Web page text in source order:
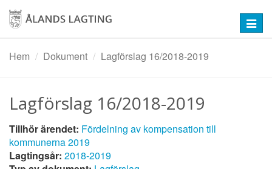
Hoppa
huvudinnehåll
Hem
Dokument Lagförslag 16/2018-2019
Lagförslag 16/2018-2019
Tillhör ärendet: Fördelning av kompensation till
kommunerna 2019
Lagtingsår: 2018-2019